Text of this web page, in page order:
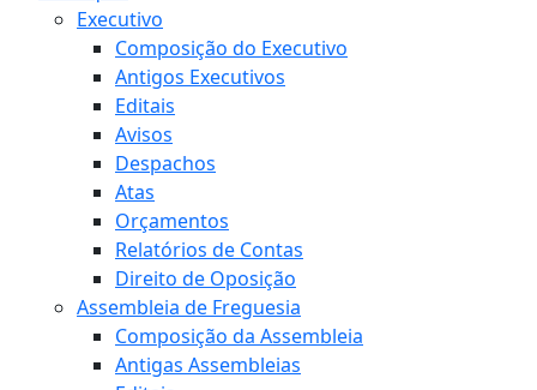
Executivo
Composição do Executivo
Antigos Executivos
Editais
Avisos
Despachos
Atas
Orçamentos
Relatórios de Contas
Direito de Oposição
Assembleia de Freguesia
Composição da Assembleia
Antigas Assembleias